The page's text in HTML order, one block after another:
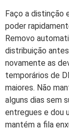
Faço a distinção
poder
Removo
distribuição
novamente as
temporários de
maiores. Não
alguns dias sem
entregues e dou
mantém a fila